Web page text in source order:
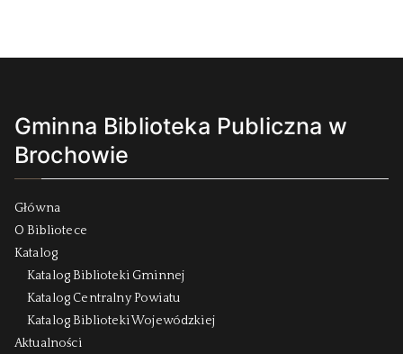
Gminna Biblioteka Publiczna w
Brochowie
Główna
O Bibliotece
Katalog
Katalog Biblioteki Gminnej
Katalog Centralny Powiatu
Katalog Biblioteki Wojewódzkiej
Aktualności